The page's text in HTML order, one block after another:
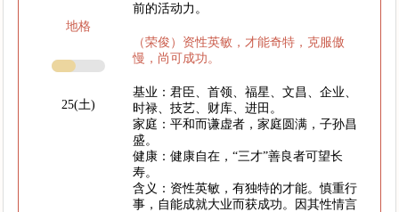
地格
25(土)
前的活动力。
（荣俊）资性英敏，才能奇特，克服傲
慢，尚可成功。
基业：君臣、首领、福星、文昌、企业、
时禄、技艺、财库、进田。
家庭：平和而谦虚者，家庭圆满，子孙昌
盛。
健康：健康自在，“三才”善良者可望长
寿。
含义：资性英敏，有独特的才能。慎重行
事，自能成就大业而获成功。因其性情言